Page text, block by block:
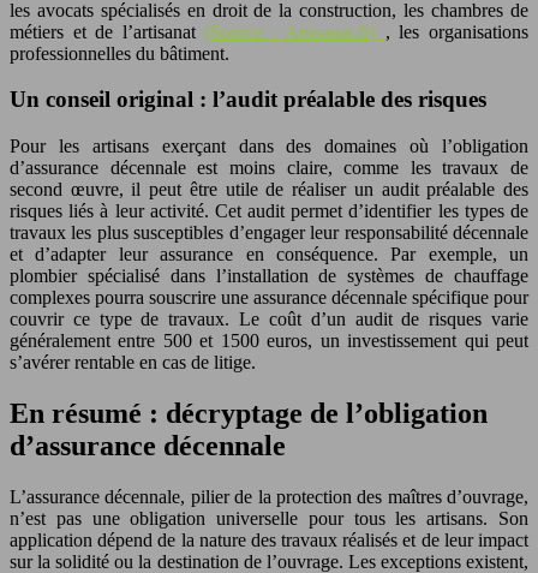
les avocats spécialisés en droit de la construction, les chambres de
métiers et de l’artisanat(Source : Artisanat.fr) , les organisations
professionnelles du bâtiment.
Un conseil original : l’audit préalable des risques
Pour les artisans exerçant dans des domaines où l’obligation
d’assurance décennale est moins claire, comme les travaux de
second œuvre, il peut être utile de réaliser un audit préalable des
risques liés à leur activité. Cet audit permet d’identifier les types de
travaux les plus susceptibles d’engager leur responsabilité décennale
et d’adapter leur assurance en conséquence. Par exemple, un
plombier spécialisé dans l’installation de systèmes de chauffage
complexes pourra souscrire une assurance décennale spécifique pour
couvrir ce type de travaux. Le coût d’un audit de risques varie
généralement entre 500 et 1500 euros, un investissement qui peut
s’avérer rentable en cas de litige.
En résumé : décryptage de l’obligation
d’assurance décennale
L’assurance décennale, pilier de la protection des maîtres d’ouvrage,
n’est pas une obligation universelle pour tous les artisans. Son
application dépend de la nature des travaux réalisés et de leur impact
sur la solidité ou la destination de l’ouvrage. Les exceptions existent,